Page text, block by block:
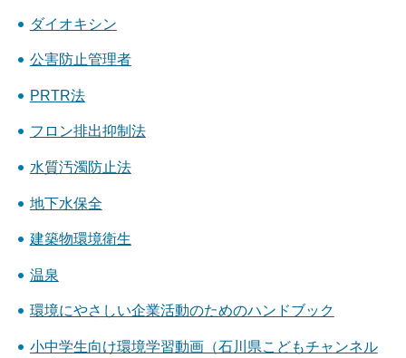
ダイオキシン
公害防止管理者
PRTR法
フロン排出抑制法
水質汚濁防止法
地下水保全
建築物環境衛生
温泉
環境にやさしい企業活動のためのハンドブック
小中学生向け環境学習動画（石川県こどもチャンネル